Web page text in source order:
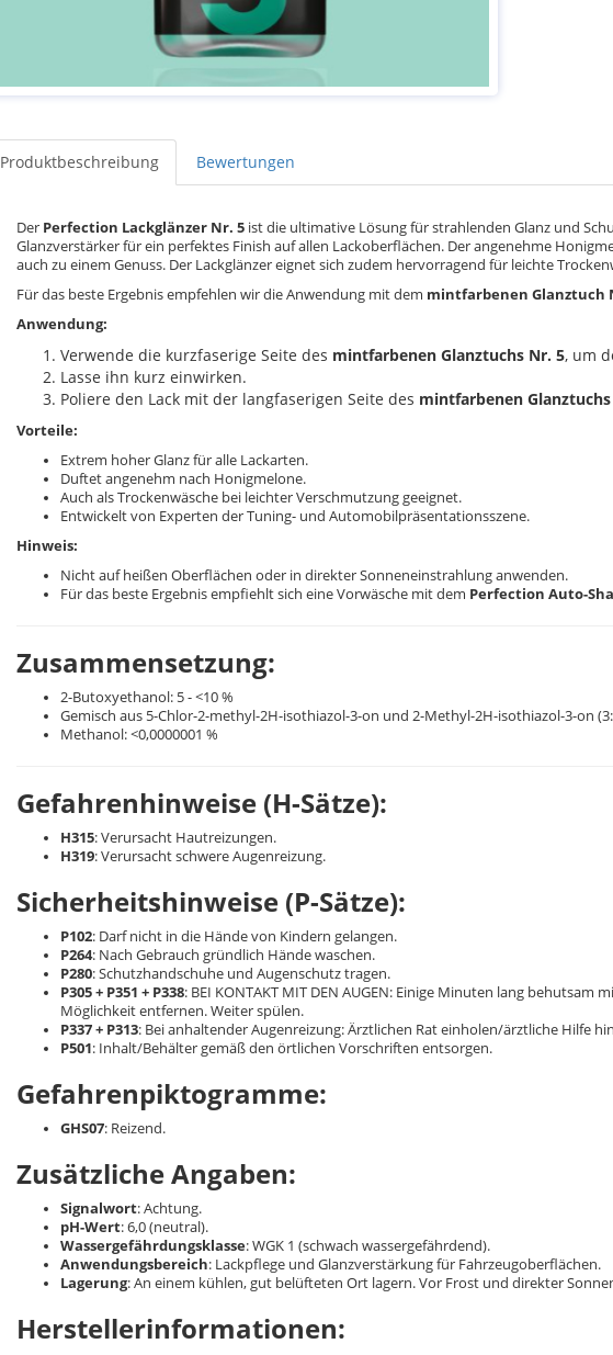
Produktbeschreibung Bewertungen
Der Perfection Lackglänzer Nr. 5 ist die ultimative Lösung für strahlenden Glanz und
Glanzverstärker für ein perfektes Finish auf allen Lackoberflächen. Der angenehme
auch zu einem Genuss. Der Lackglänzer eignet sich zudem hervorragend für leichte
Für das beste Ergebnis empfehlen wir die Anwendung mit dem mintfarbenen Glanztuch
Anwendung:
Verwende die kurzfaserige Seite des mintfarbenen Glanztuchs Nr. 5, um
Lasse ihn kurz einwirken.
Poliere den Lack mit der langfaserigen Seite des mintfarbenen
Vorteile:
Extrem hoher Glanz für alle Lackarten.
Duftet angenehm nach Honigmelone.
Auch als Trockenwäsche bei leichter Verschmutzung geeignet.
Entwickelt von Experten der Tuning- und Automobilpräsentationsszene.
Hinweis:
Nicht auf heißen Oberflächen oder in direkter Sonneneinstrahlung anwenden.
Für das beste Ergebnis empfiehlt sich eine Vorwäsche mit dem Perfection Auto-
Zusammensetzung:
2-Butoxyethanol: 5 - <10 %
Gemisch aus 5-Chlor-2-methyl-2H-isothiazol-3-on und 2-Methyl-2H-isothiazol-3-on
Methanol: <0,0000001 %
Gefahrenhinweise (H-Sätze):
H315: Verursacht Hautreizungen.
H319: Verursacht schwere Augenreizung.
Sicherheitshinweise (P-Sätze):
P102: Darf nicht in die Hände von Kindern gelangen.
P264: Nach Gebrauch gründlich Hände waschen.
P280: Schutzhandschuhe und Augenschutz tragen.
P305 + P351 + P338: BEI KONTAKT MIT DEN AUGEN: Einige Minuten lang
Möglichkeit entfernen. Weiter spülen.
P337 + P313: Bei anhaltender Augenreizung: Ärztlichen Rat einholen/ärztliche Hilfe
P501: Inhalt/Behälter gemäß den örtlichen Vorschriften entsorgen.
Gefahrenpiktogramme:
GHS07: Reizend.
Zusätzliche Angaben:
Signalwort: Achtung.
pH-Wert: 6,0 (neutral).
Wassergefährdungsklasse: WGK 1 (schwach wassergefährdend).
Anwendungsbereich: Lackpflege und Glanzverstärkung für Fahrzeugoberflächen.
Lagerung: An einem kühlen, gut belüfteten Ort lagern. Vor Frost und direkter
Herstellerinformationen: